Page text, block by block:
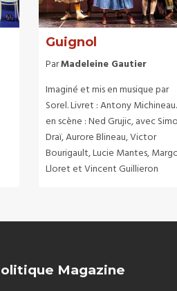
Guignol
ParMadeleine Gautier
Imaginé et mis en musique par
Sorel. Livret : Antony
en scène : Ned Grujic, avec
Draï, Aurore Blineau, Victor
Bourigault, Lucie Mantes,
Lloret et Vincent Guillieron
Magazine